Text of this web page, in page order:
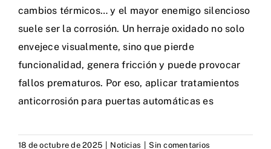
cambios térmicos… y el mayor enemigo silencioso
suele ser la corrosión. Un herraje oxidado no solo
envejece visualmente, sino que pierde
funcionalidad, genera fricción y puede provocar
fallos prematuros. Por eso, aplicar tratamientos
anticorrosión para puertas automáticas es
18 de octubre de 2025 Noticias Sin comentarios